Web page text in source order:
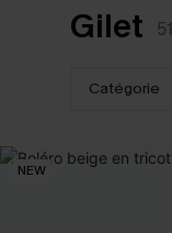
Gilet 51
Catégorie
NEW